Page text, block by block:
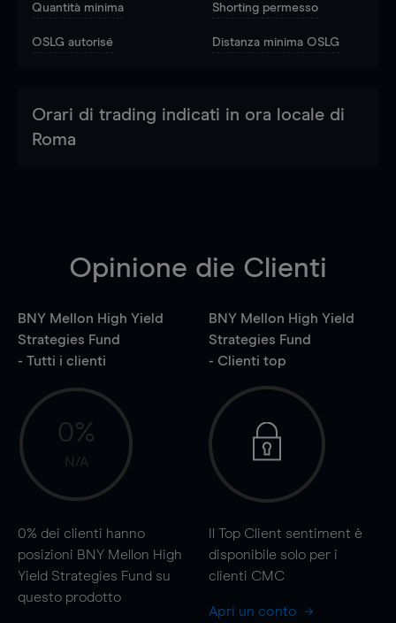
Quantità minima Shorting permesso
OSLG autorisé Distanza minima OSLG
Orari di trading indicati in ora locale di
Roma
Opinione die Clienti
BNY Mellon High Yield
Strategies Fund
- Tutti i clienti
0%
N/A
0% dei clienti hanno
posizioni BNY Mellon High
Yield Strategies Fund su
questo prodotto
BNY Mellon High Yield
Strategies Fund
- Clienti top
Il Top Client sentiment è
disponibile solo per i
clienti CMC
Apri un conto